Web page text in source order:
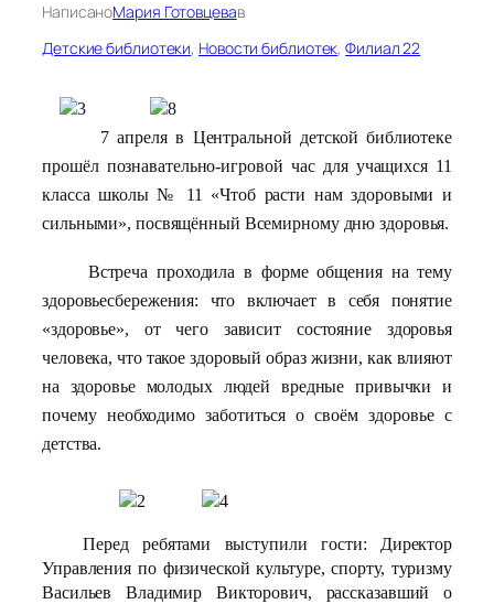
НаписаноМария Готовцевав
Детские библиотеки, Новости библиотек, Филиал 22
7 апреля в Центральной детской библиотеке
прошёл познавательно-игровой час для учащихся 11
класса школы № 11 «Чтоб расти нам здоровыми и
сильными», посвящённый Всемирному дню здоровья.
Встреча проходила в форме общения на тему
здоровьесбережения: что включает в себя понятие
«здоровье», от чего зависит состояние здоровья
человека, что такое здоровый образ жизни, как влияют
на здоровье молодых людей вредные привычки и
почему необходимо заботиться о своём здоровье с
детства.
Перед ребятами выступили гости: Директор
Управления по физической культуре, спорту, туризму
Васильев Владимир Викторович, рассказавший о